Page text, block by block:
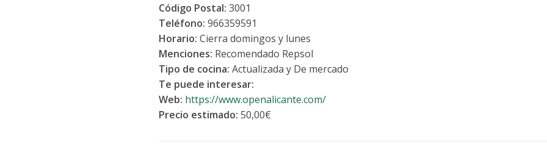
Código Postal: 3001
Teléfono: 966359591
Horario: Cierra domingos y lunes
Menciones: Recomendado Repsol
Tipo de cocina: Actualizada y De mercado
Te puede interesar:
Web: https://www.openalicante.com/
Precio estimado: 50,00€